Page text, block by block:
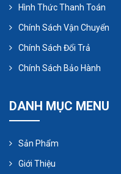
Các ứng
Hình Thức Thanh Toán
Chính Sách Vận Chuyển
Chính Sách Đổi Trả
Chính Sách Bảo Hành
DANH MỤC MENU
Sản Phẩm
Giới Thiệu